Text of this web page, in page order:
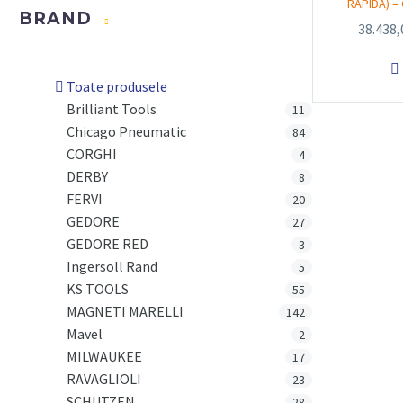
BRAND
Toate produsele
Brilliant Tools
11
Chicago Pneumatic 84
CORGHI 4
DERBY 8
FERVI 20
GEDORE 27
GEDORE RED 3
Ingersoll Rand 5
KS TOOLS 55
MAGNETI MARELLI 142
Mavel 2
MILWAUKEE 17
RAVAGLIOLI 23
RAPIDA) –
